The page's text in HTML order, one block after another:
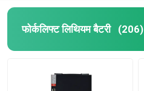
भारी ड्यूटी ट्रक बैटरी
कैंची लिफ्ट बैटरी
फोर्कलिफ्ट लिथियम बैटरी (206)